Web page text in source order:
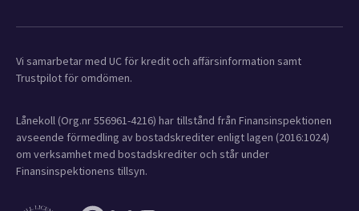
Vi samarbetar med UC för kredit och affärsinformation samt
Trustpilot för omdömen.
Lånekoll (Org.nr 556961-4216) har tillstånd från Finansinspektionen
avseende förmedling av bostadskrediter enligt lagen (2016:1024)
om verksamhet med bostadskrediter och står under
Finansinspektionens tillsyn.